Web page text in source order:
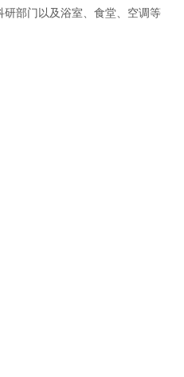
部门以及浴室、食堂、空调等